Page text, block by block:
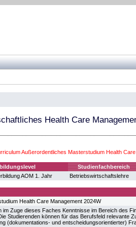
Health Care
Außerordentliches Masterstudium Health
Studienfachbereich
AOM 1. Jahr Betriebswirtschaftslehre
Health Care Management 2024W
im Zuge dieses Faches Kenntnisse im Bereich des
Studierenden können für das Berufsfeld relevante
(dokumentations- und entscheidungsorientierter)